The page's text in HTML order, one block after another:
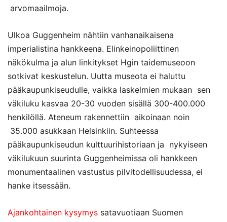
arvomaailmoja.
Ulkoa Guggenheim nähtiin vanhanaikaisena
imperialistina hankkeena. Elinkeinopoliittinen
näkökulma ja alun linkitykset Hgin taidemuseoon
sotkivat keskustelun. Uutta museota ei haluttu
pääkaupunkiseudulle, vaikka laskelmien mukaan sen
väkiluku kasvaa 20-30 vuoden sisällä 300-400.000
henkilöllä. Ateneum rakennettiin aikoinaan noin
35.000 asukkaan Helsinkiin. Suhteessa
pääkaupunkiseudun kulttuurihistoriaan ja nykyiseen
väkilukuun suurinta Guggenheimissa oli hankkeen
monumentaalinen vastustus pilvitodellisuudessa, ei
hanke itsessään.
Ajankohtainen kysymys satavuotiaan Suomen